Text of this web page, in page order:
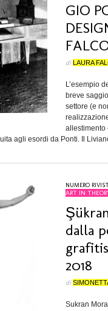
GIO
diLAURA
L’esempio
breve
settore (e
allestimento
agli esordi da Ponti. Il
NUMERO
ART IN
dalla
2018
di
Sukran